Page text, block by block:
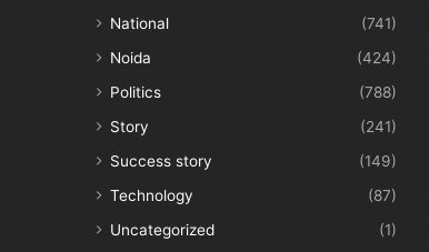
National
(741)
Noida
(424)
Politics
(788)
Story
(241)
Success story
(149)
Technology
(87)
Uncategorized
(1)